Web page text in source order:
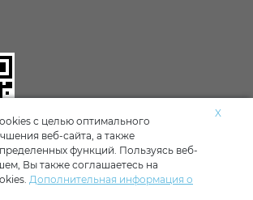
Пожалуйста,
продуктов, почвы
Клещи
в доме Другое
и
X
с целью оптимального
веб-сайта, а также
функций. Пользуясь веб-
Вы также соглашаетесь на
Дополнительная информация о